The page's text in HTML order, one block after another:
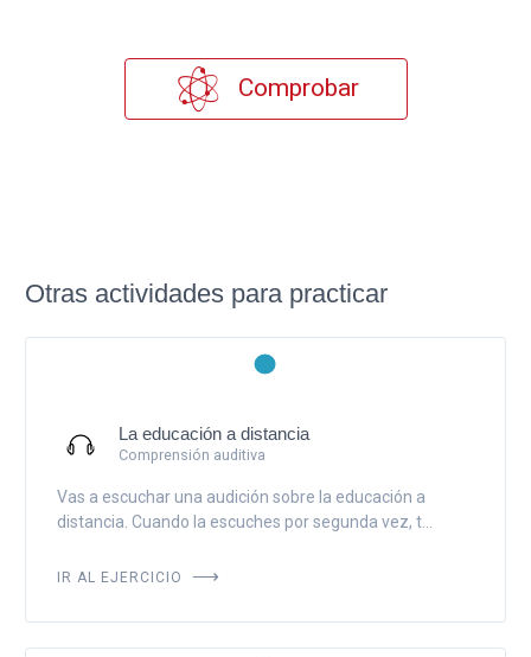
Comprobar
Otras actividades para practicar
La educación a distancia
Comprensión auditiva
Vas a escuchar una audición sobre la educación a
distancia. Cuando la escuches por segunda vez, t...
IR AL EJERCICIO